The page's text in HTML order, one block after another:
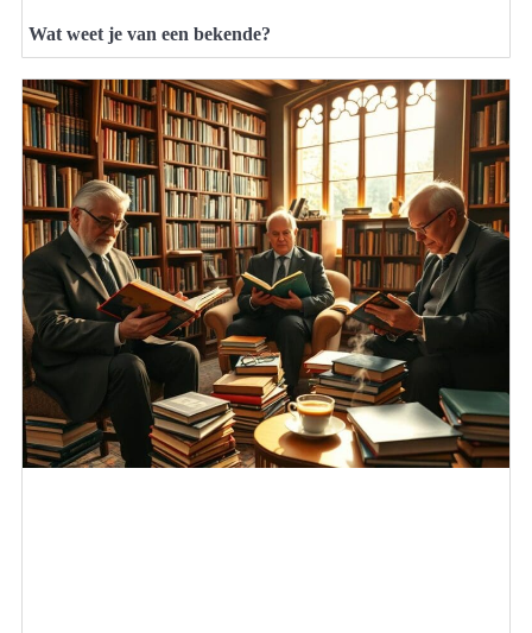
Wat weet je van een bekende?